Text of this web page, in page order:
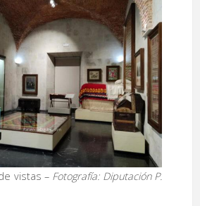
vistas – Fotografía: Diputación P.